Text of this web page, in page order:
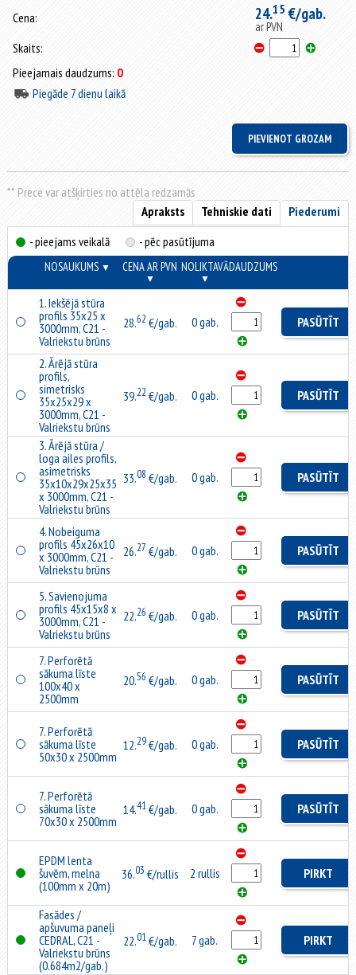
Cena: 24.15 €/gab.
ar PVN
Skaits:
Pieejamais daudzums: 0
Piegāde 7 dienu laikā
** Prece var atšķirties no attēla redzamās
Piederumi
Tehniskie dati
Apraksts
- pieejams veikalā
- pēc pasūtījuma
NOSAUKUMS ▼ CENA AR PVN
▼
NOLIKTAVĀ
▼
DAUDZUMS
1. Iekšējā stūra
profils 35x25 x
3000mm, C21 -
Valriekstu brūns
28.62€/gab. 0 gab. PASŪTĪT
2. Ārējā stūra
profils,
simetrisks
35x25x29 x
3000mm, C21 -
Valriekstu brūns
39.22€/gab. 0 gab. PASŪTĪT
3. Ārējā stūra /
loga ailes profils,
asimetrisks
35x10x29x25x35
x 3000mm, C21 -
Valriekstu brūns
33.08 €/gab. 0 gab. PASŪTĪT
4. Nobeiguma
profils 45x26x10
x 3000mm, C21 -
Valriekstu brūns
26.27 €/gab. 0 gab. PASŪTĪT
5. Savienojuma
profils 45x15x8 x
3000mm, C21 -
Valriekstu brūns
22.26 €/gab. 0 gab. PASŪTĪT
7. Perforētā
sākuma līste
100x40 x
2500mm
20.56 €/gab. 0 gab. PASŪTĪT
7. Perforētā
sākuma līste
50x30 x 2500mm
12.29€/gab. 0 gab. PASŪTĪT
7. Perforētā
sākuma līste
70x30 x 2500mm
14.41€/gab. 0 gab. PASŪTĪT
EPDM lenta
šuvēm, melna
(100mm x 20m)
36.03 €/rullis 2 rullis PIRKT
Fasādes /
apšuvuma paneļi
CEDRAL, C21 -
Valriekstu brūns
(0.684m2/gab.)
22.01€/gab. 7 gab. PIRKT